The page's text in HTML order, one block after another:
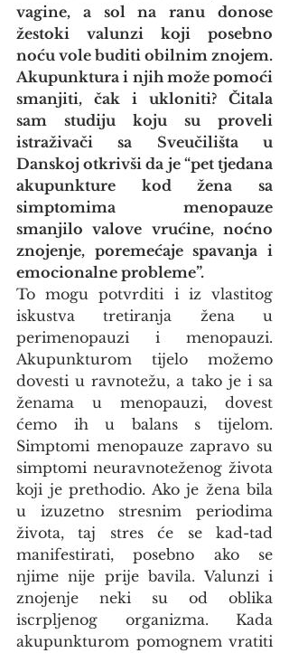
vagine, a sol na ranu donose
žestoki valunzi koji posebno
noću vole buditi obilnim znojem.
Akupunktura i njih može pomoći
smanjiti, čak i ukloniti? Čitala
sam studiju koju su proveli
istraživači sa Sveučilišta u
Danskoj otkrivši da je “pet tjedana
akupunkture kod žena sa
simptomima menopauze
smanjilo valove vrućine, noćno
znojenje, poremećaje spavanja i
emocionalne probleme”.
To mogu potvrditi i iz vlastitog
iskustva tretiranja žena u
perimenopauzi i menopauzi.
Akupunkturom tijelo možemo
dovesti u ravnotežu, a tako je i sa
ženama u menopauzi, dovest
ćemo ih u balans s tijelom.
Simptomi menopauze zapravo su
simptomi neuravnoteženog života
koji je prethodio. Ako je žena bila
u izuzetno stresnim periodima
života, taj stres će se kad-tad
manifestirati, posebno ako se
njime nije prije bavila. Valunzi i
znojenje neki su od oblika
iscrpljenog organizma. Kada
akupunkturom pomognem vratiti